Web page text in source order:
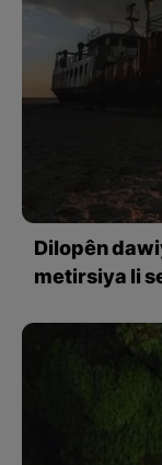
Dilopên
metirsiya li